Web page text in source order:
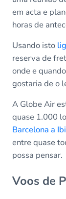
em acta e
horas de
Usando isto
reserva de
onde e
gostaria de o
A Globe Air
quase 1.000
Barcelona a
entre quase
possa pensar.
Voos de